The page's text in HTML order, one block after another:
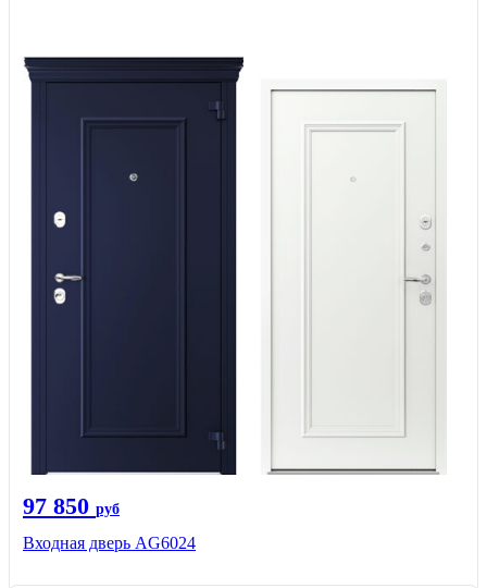
97 850 руб
Входная дверь AG6024